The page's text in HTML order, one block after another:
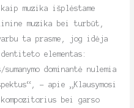
muzika išplėstame
muzika bei turbūt,
ta prasme, jog idėja
elementas:
dominantė nulemia
– apie „Klausymosi
bei garso